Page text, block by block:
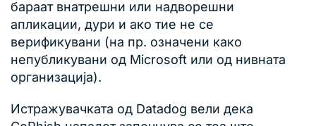
бараат внатрешни или надворешни
апликации, дури и ако тие не се
верификувани (на пр. означени како
непубликувани од Microsoft или од нивната
организација).
Истражувачката од Datadog вели дека